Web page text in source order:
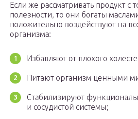
Если же рассматривать продукт с
полезности, то они богаты
положительно воздействуют на
организма:
Избавляют от плохого
Питают организм ценными
Стабилизируют
и сосудистой системы;